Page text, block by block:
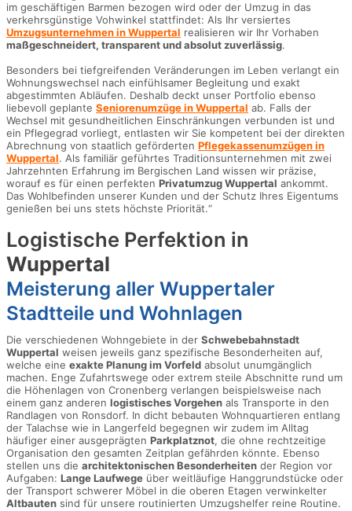
im geschäftigen Barmen bezogen wird oder der Umzug in das
verkehrsgünstige Vohwinkel stattfindet: Als Ihr versiertes
Umzugsunternehmen in Wuppertal realisieren wir Ihr Vorhaben
maßgeschneidert, transparent und absolut zuverlässig.
Besonders bei tiefgreifenden Veränderungen im Leben verlangt ein
Wohnungswechsel nach einfühlsamer Begleitung und exakt
abgestimmten Abläufen. Deshalb deckt unser Portfolio ebenso
liebevoll geplante Seniorenumzüge in Wuppertal ab. Falls der
Wechsel mit gesundheitlichen Einschränkungen verbunden ist und
ein Pflegegrad vorliegt, entlasten wir Sie kompetent bei der direkten
Abrechnung von staatlich geförderten Pflegekassenumzügen in
Wuppertal. Als familiär geführtes Traditionsunternehmen mit zwei
Jahrzehnten Erfahrung im Bergischen Land wissen wir präzise,
worauf es für einen perfekten Privatumzug Wuppertal ankommt.
Das Wohlbefinden unserer Kunden und der Schutz Ihres Eigentums
genießen bei uns stets höchste Priorität.“
Logistische Perfektion in
Wuppertal
Meisterung aller Wuppertaler
Stadtteile und Wohnlagen
Die verschiedenen Wohngebiete in der Schwebebahnstadt
Wuppertal weisen jeweils ganz spezifische Besonderheiten auf,
welche eine exakte Planung im Vorfeld absolut unumgänglich
machen. Enge Zufahrtswege oder extrem steile Abschnitte rund um
die Höhenlagen von Cronenberg verlangen beispielsweise nach
einem ganz anderen logistisches Vorgehen als Transporte in den
Randlagen von Ronsdorf. In dicht bebauten Wohnquartieren entlang
der Talachse wie in Langerfeld begegnen wir zudem im Alltag
häufiger einer ausgeprägten Parkplatznot, die ohne rechtzeitige
Organisation den gesamten Zeitplan gefährden könnte. Ebenso
stellen uns die architektonischen Besonderheiten der Region vor
Aufgaben: Lange Laufwege über weitläufige Hanggrundstücke oder
der Transport schwerer Möbel in die oberen Etagen verwinkelter
Altbauten sind für unsere routinierten Umzugshelfer reine Routine.